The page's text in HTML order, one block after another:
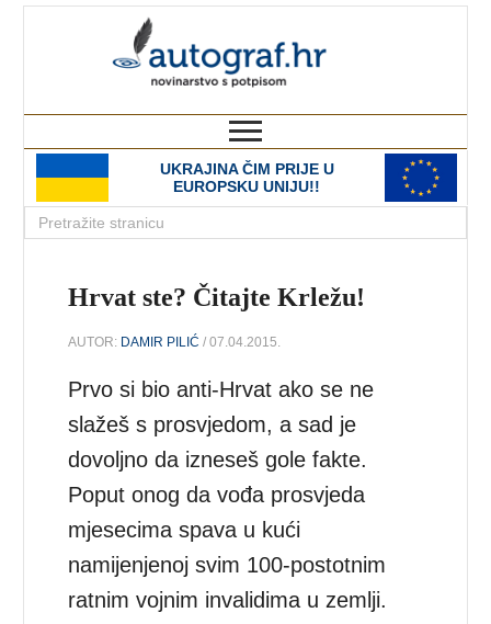
UKRAJINA ČIM PRIJE U
EUROPSKU UNIJU!!
Hrvat ste? Čitajte Krležu!
AUTOR: DAMIR PILIĆ / 07.04.2015.
Prvo si bio anti-Hrvat ako se ne
slažeš s prosvjedom, a sad je
dovoljno da izneseš gole fakte.
Poput onog da vođa prosvjeda
mjesecima spava u kući
namijenjenoj svim 100-postotnim
ratnim vojnim invalidima u zemlji.